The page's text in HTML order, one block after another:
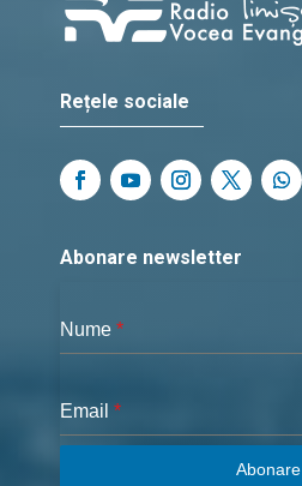
Rețele sociale
Abonare newsletter
Nume *
Email *
Abonare